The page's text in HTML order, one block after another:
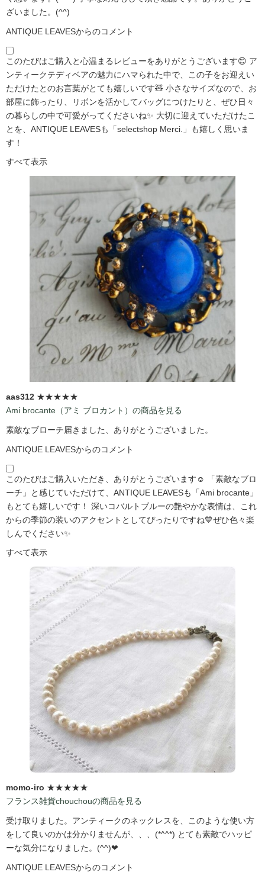
ざいました。(^^)
ANTIQUE LEAVESからのコメント
このたびはご購入と心温まるレビューをありがとうございます😊 ア
ンティークテディベアの魅力にハマられた中で、この子をお迎えい
ただけたとのお言葉がとても嬉しいです🧸 小さなサイズなので、お
部屋に飾ったり、リボンを活かしてバッグにつけたりと、ぜひ日々
の暮らしの中で可愛がってくださいね✨ 大切に迎えていただけたこ
とを、ANTIQUE LEAVESも「selectshop Merci.」も嬉しく思いま
す！
すべて表示
aas312 ★★★★★
Ami brocante（アミ ブロカント）の商品を見る
素敵なブローチ届きました、ありがとうございました。
ANTIQUE LEAVESからのコメント
このたびはご購入いただき、ありがとうございます☺️ 「素敵なブロ
ーチ」と感じていただけて、ANTIQUE LEAVESも「Ami brocante」
もとても嬉しいです！ 深いコバルトブルーの艶やかな表情は、これ
からの季節の装いのアクセントとしてぴったりですね💙ぜひ色々楽
しんでください✨
すべて表示
momo-iro ★★★★★
フランス雑貨chouchouの商品を見る
受け取りました。アンティークのネックレスを、このような使い方
をして良いのかは分かりませんが、、、(*^^*) とても素敵でハッピ
ーな気分になりました。(^^)❤
ANTIQUE LEAVESからのコメント